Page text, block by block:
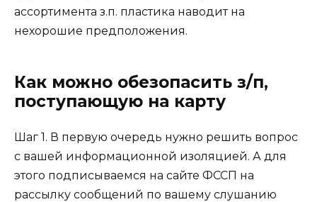
ассортимента з.п. пластика наводит на
нехорошие предположения.
Как можно обезопасить з/п,
поступающую на карту
Шаг 1. В первую очередь нужно решить вопрос
с вашей информационной изоляцией. А для
этого подписываемся на сайте ФССП на
рассылку сообщений по вашему слушанию